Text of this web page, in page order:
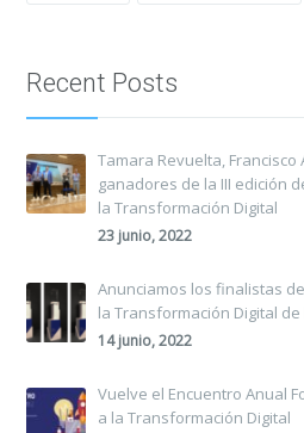
Recent Posts
Tamara Revuelta,
ganadores de la III edición
la Transformación Digital
23 junio, 2022
Anunciamos los finalistas
la Transformación Digital
14 junio, 2022
Vuelve el Encuentro Anual
a la Transformación Digital